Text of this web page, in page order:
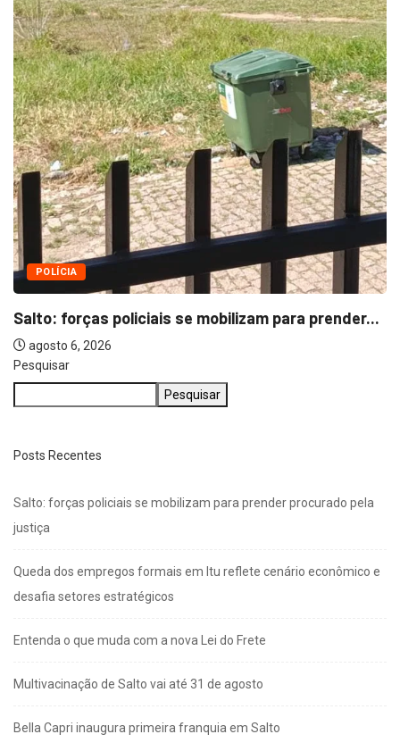
Pesquisar
Pesquisar
Posts Recentes
Salto: forças policiais se mobilizam para prender procurado pela
justiça
Queda dos empregos formais em Itu reflete cenário econômico e
desafia setores estratégicos
Entenda o que muda com a nova Lei do Frete
Multivacinação de Salto vai até 31 de agosto
Bella Capri inaugura primeira franquia em Salto